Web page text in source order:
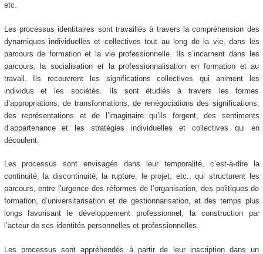
etc.
Les processus identitaires sont travaillés à travers la compréhension des
dynamiques individuelles et collectives tout au long de la vie, dans les
parcours de formation et la vie professionnelle. Ils s’incarnent dans les
parcours, la socialisation et la professionnalisation en formation et au
travail. Ils recouvrent les significations collectives qui animent les
individus et les sociétés. Ils sont étudiés à travers les formes
d’appropriations, de transformations, de renégociations des significations,
des représentations et de l’imaginaire qu’ils forgent, des sentiments
d’appartenance et les stratégies individuelles et collectives qui en
découlent.
Les processus sont envisagés dans leur temporalité, c’est-à-dire la
continuité, la discontinuité, la rupture, le projet, etc., qui structurent les
parcours, entre l’urgence des réformes de l’organisation, des politiques de
formation, d’universitarisation et de gestionnarisation, et des temps plus
longs favorisant le développement professionnel, la construction par
l’acteur de ses identités personnelles et professionnelles.
Les processus sont appréhendés à partir de leur inscription dans un